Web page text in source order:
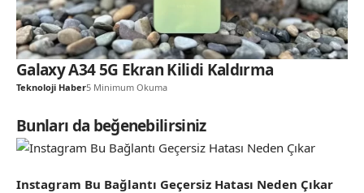
Galaxy A34 5G Ekran Kilidi Kaldırma
Teknoloji Haber5 Minimum Okuma
Bunları da beğenebilirsiniz
Instagram Bu Bağlantı Geçersiz Hatası Neden Çıkar